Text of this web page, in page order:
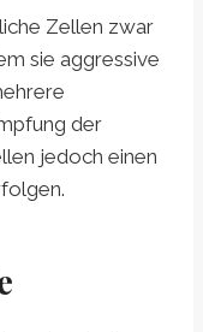
Zellen zwar
sie aggressive
der
jedoch einen